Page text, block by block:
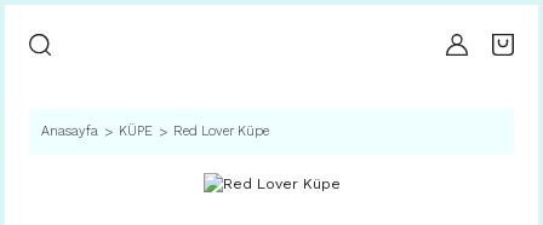
Anasayfa KÜPE Red Lover Küpe